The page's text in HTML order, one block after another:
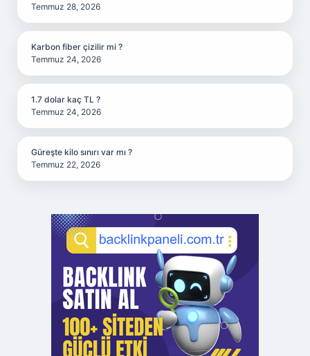
Temmuz 28, 2026
Karbon fiber çizilir mi ?
Temmuz 24, 2026
1.7 dolar kaç TL ?
Temmuz 24, 2026
Güreşte kilo sınırı var mı ?
Temmuz 22, 2026